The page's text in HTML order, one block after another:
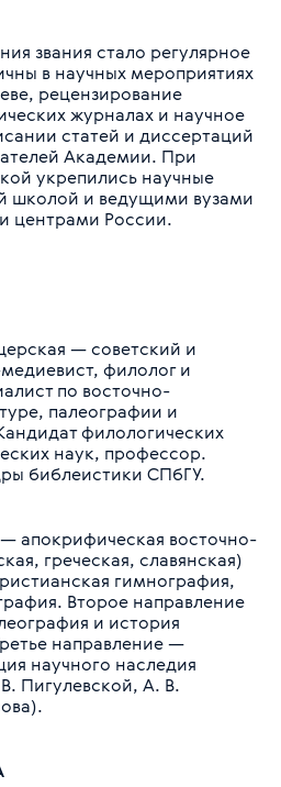
звания стало регулярное
в научных мероприятиях
рецензирование
журналах и научное
статей и диссертаций
Академии. При
укрепились научные
школой и ведущими вузами
центрами России.
— советский и
филолог и
по восточно-
палеографии и
филологических
наук, профессор.
библеистики СПбГУ.
апокрифическая восточно-
греческая, славянская)
гимнография,
Второе направление
и история
направление —
научного наследия
Пигулевской, А. В.